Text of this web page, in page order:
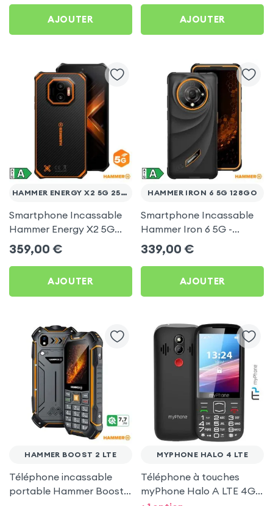
AJOUTER AJOUTER
HAMMER ENERGY X2 5G 256GO
Smartphone Incassable
Hammer Energy X2 5G
(256GB) sous Android 15 -
Batterie 5000 mAh
359,00 €
AJOUTER
HAMMER IRON 6 5G 128GO
Smartphone Incassable
Hammer Iron 6 5G -
Android 15 - RAM 6Go /
Stockage 128Go - Batterie
6050 mAh - Noir et
339,00 €
AJOUTER
HAMMER BOOST 2 LTE
Téléphone incassable
portable Hammer Boost 2
MYPHONE HALO 4 LTE
Téléphone à touches
myPhone Halo A LTE 4G